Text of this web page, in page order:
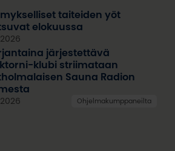
taiteiden yöt
elokuussa
järjestettävä
klubi striimataan
Sauna Radion
Ohjelmakumppaneilta